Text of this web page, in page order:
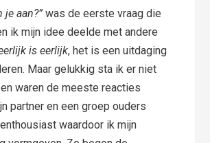
je aan?” was de eerste vraag die
ik mijn idee deelde met andere
is eerlijk, het is een uitdaging
Maar gelukkig sta ik er niet
waren de meeste reacties
partner en een groep ouders
waardoor ik mijn